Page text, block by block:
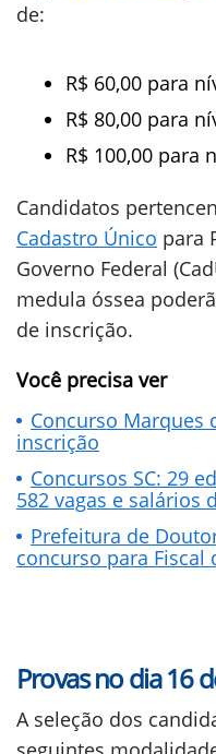
de:
R$ 60,00 para
R$ 80,00 para
R$ 100,00 para
Candidatos
Cadastro Único para
Governo Federal
medula óssea
de inscrição.
Você precisa ver
Concurso Marques
inscrição
Concursos SC: 29
582 vagas e salários
Prefeitura de
concurso para Fiscal
Provas no dia 16
A seleção dos